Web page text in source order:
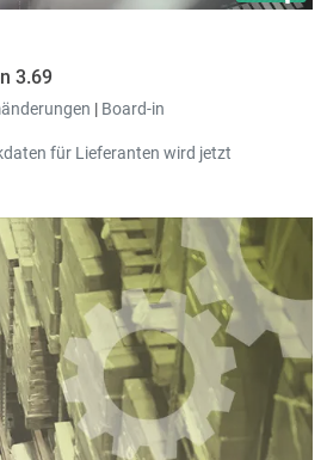
3.69
| Board-in
für Lieferanten wird jetzt
den Eintrag in einem neuen Tab öffnen.